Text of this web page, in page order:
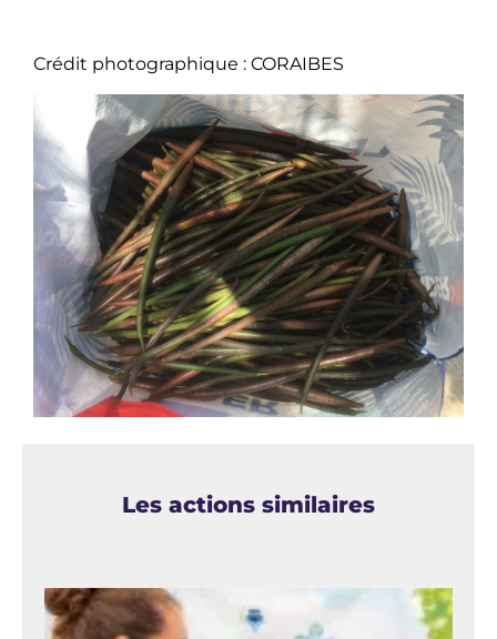
Crédit photographique : CORAIBES
Les actions similaires